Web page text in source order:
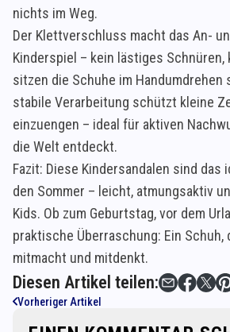
nichts im Weg.
Der Klettverschluss macht das An-
Kinderspiel – kein lästiges Schnüren,
sitzen die Schuhe im Handumdrehen
stabile Verarbeitung schützt kleine
einzuengen – ideal für aktiven
die Welt entdeckt.
Fazit: Diese Kindersandalen sind das
den Sommer – leicht, atmungsaktiv
Kids. Ob zum Geburtstag, vor dem
praktische Überraschung: Ein
mitmacht und mitdenkt.
Diesen Artikel teilen:
Vorheriger Artikel